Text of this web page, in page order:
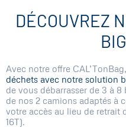
DÉCOUVREZ
Avec notre offre
déchets avec notre solution
de vous débarrasser de 3 à
de nos 2 camions adaptés à
votre accès au lieu de retrait
16T).